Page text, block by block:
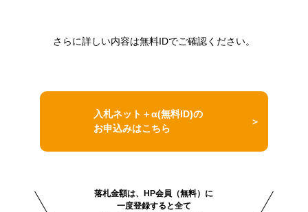
さらに詳しい内容は無料IDでご確認ください。
入札ネット＋α(無料ID)の
お申込みはこちら
落札金額は、HP会員（無料）に
一度登録すると全て